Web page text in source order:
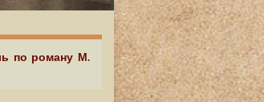
по роману М.